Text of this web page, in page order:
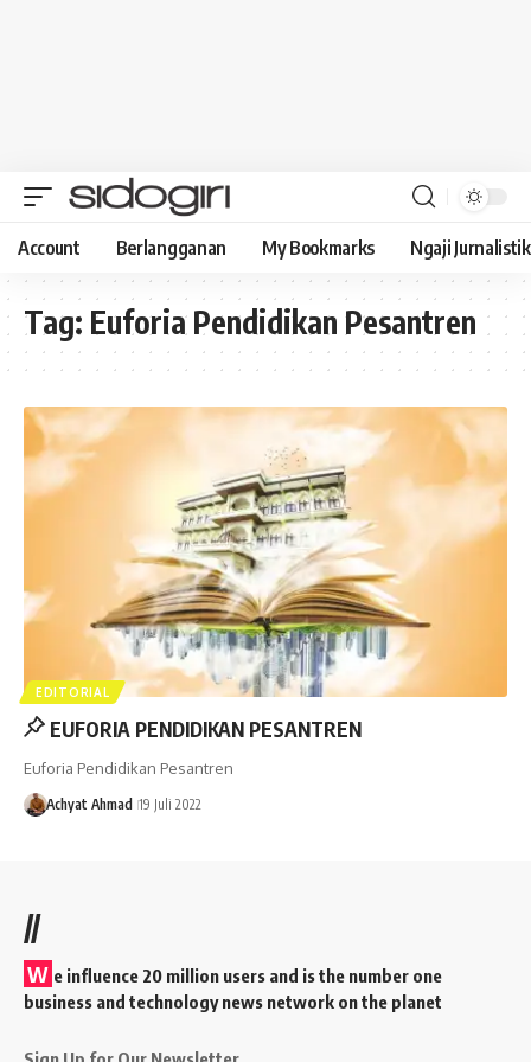
Account Berlangganan My Bookmarks Ngaji Jurnalistik
Tag: Euforia Pendidikan Pesantren
EDITORIAL
EUFORIA PENDIDIKAN PESANTREN
Euforia Pendidikan Pesantren
Achyat Ahmad 19 Juli 2022
//
W e influence 20 million users and is the number one
business and technology news network on the planet